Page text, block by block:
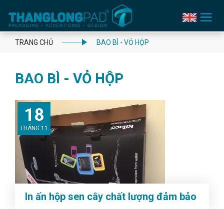
Toggle
navigation
TRANG CHỦ BAO BÌ - VỎ HỘP
BAO BÌ - VỎ HỘP
18
THÁNG 11
In ấn hộp sen cây chất lượng đảm bảo